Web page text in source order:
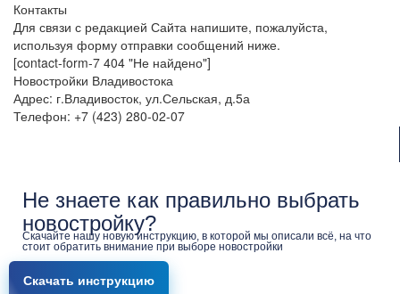
Контакты
Для связи с редакцией Сайта напишите, пожалуйста,
используя форму отправки сообщений ниже.
[contact-form-7 404 "Не найдено"]
Новостройки Владивостока
Адрес: г.Владивосток, ул.Сельская, д.5а
Телефон: +7 (423) 280-02-07
Не знаете как правильно выбрать
новостройку?
Скачайте нашу новую инструкцию, в которой мы описали всё, на что
стоит обратить внимание при выборе новостройки
Скачать инструкцию